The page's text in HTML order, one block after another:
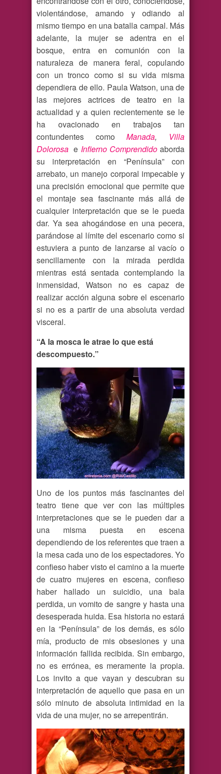
violentándose, amando y odiando al
mismo tiempo en una batalla campal. Más
adelante, la mujer se adentra en el
bosque, entra en comunión con la
naturaleza de manera feral, copulando
con un tronco como si su vida misma
dependiera de ello. Paula Watson, una de
las mejores actrices de teatro en la
actualidad y a quien recientemente se le
ha ovacionado en trabajos tan
contundentes comoManada, Villa
Dolorosa e Infierno Comprendidoaborda
su interpretación en “Península” con
arrebato, un manejo corporal impecable y
una precisión emocional que permite que
el montaje sea fascinante más allá de
cualquier interpretación que se le pueda
dar. Ya sea ahogándose en una pecera,
parándose al límite del escenario como si
estuviera a punto de lanzarse al vacío o
sencillamente con la mirada perdida
mientras está sentada contemplando la
inmensidad, Watson no es capaz de
realizar acción alguna sobre el escenario
si no es a partir de una absoluta verdad
visceral.
“A la mosca le atrae lo que está
descompuesto.”
Uno de los puntos más fascinantes del
teatro tiene que ver con las múltiples
interpretaciones que se le pueden dar a
una misma puesta en escena
dependiendo de los referentes que traen a
la mesa cada uno de los espectadores. Yo
confieso haber visto el camino a la muerte
de cuatro mujeres en escena, confieso
haber hallado un suicidio, una bala
perdida, un vomito de sangre y hasta una
desesperada huida. Esa historia no estará
en la “Península” de los demás, es sólo
mía, producto de mis obsesiones y una
información fallida recibida. Sin embargo,
no es errónea, es meramente la propia.
Los invito a que vayan y descubran su
interpretación de aquello que pasa en un
sólo minuto de absoluta intimidad en la
vida de una mujer, no se arrepentirán.